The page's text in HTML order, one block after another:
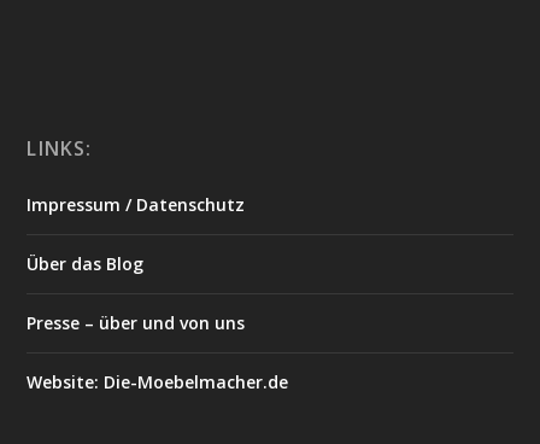
LINKS:
Impressum / Datenschutz
Über das Blog
Presse – über und von uns
Website: Die-Moebelmacher.de